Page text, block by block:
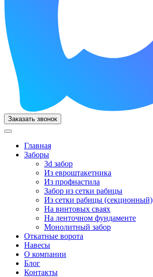
Заказать звонок
Главная
Заборы
3d забор
Из евроштакетника
Из профнастила
Забор из сетки рабицы
Из сетки рабицы (секционный)
На винтовых сваях
На ленточном фундаменте
Монолитный забор
Откатные ворота
Навесы
О компании
Блог
Контакты